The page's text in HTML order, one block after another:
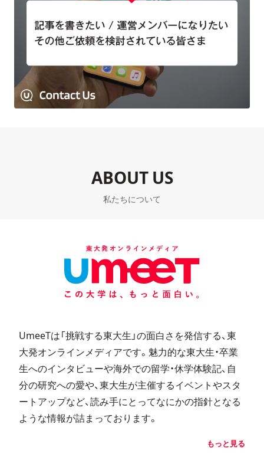
ABOUT US
私たちについて
UmeeTは「挑戦する東大生」の面白さを発信する、東
大発オンラインメディアです。魅力的な東大生・卒業
生へのインタビューや海外での留学・休学体験記、自
分の研究への愛や、東大生が主催するイベントやスタ
ートアップなど、読み手にとってなにかの指針となる
ような情報が詰まっております。
もっと見る